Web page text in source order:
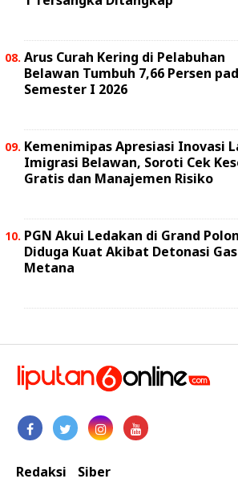
Arus Curah Kering di Pelabuhan
Belawan Tumbuh 7,66 Persen
Semester I 2026
Kemenimipas Apresiasi Inovasi
Imigrasi Belawan, Soroti Cek
Gratis dan Manajemen Risiko
PGN Akui Ledakan di Grand
Diduga Kuat Akibat Detonasi Gas
Metana
Redaksi Siber